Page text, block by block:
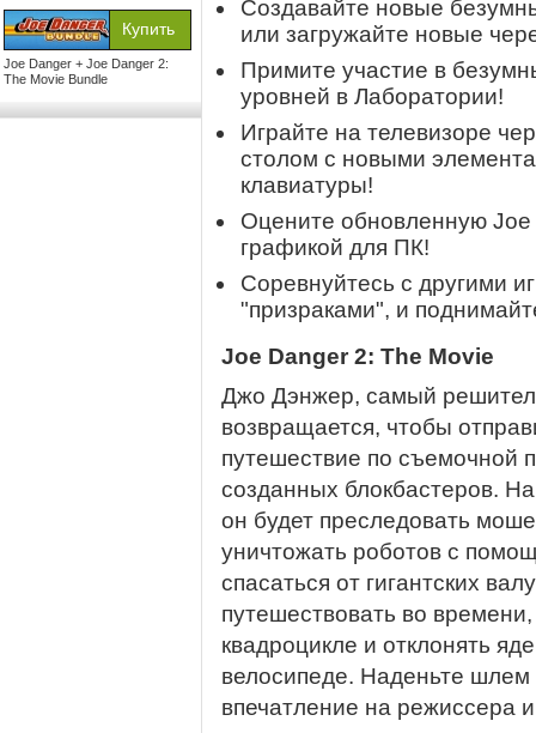
Joe Danger + Joe Danger 2:
The Movie Bundle
Создавайте новые
или загружайте новые
Примите участие в
уровней в Лаборатории!
Играйте на телевизоре
столом с новыми
клавиатуры!
Оцените обновленную
графикой для ПК!
Соревнуйтесь с другими
"призраками", и
Joe Danger 2: The Movie
Джо Дэнжер, самый
возвращается, чтобы
путешествие по съемочной
созданных блокбастеров.
он будет преследовать
уничтожать роботов с
спасаться от гигантских
путешествовать во
квадроцикле и отклонять
велосипеде. Наденьте
впечатление на режиссера